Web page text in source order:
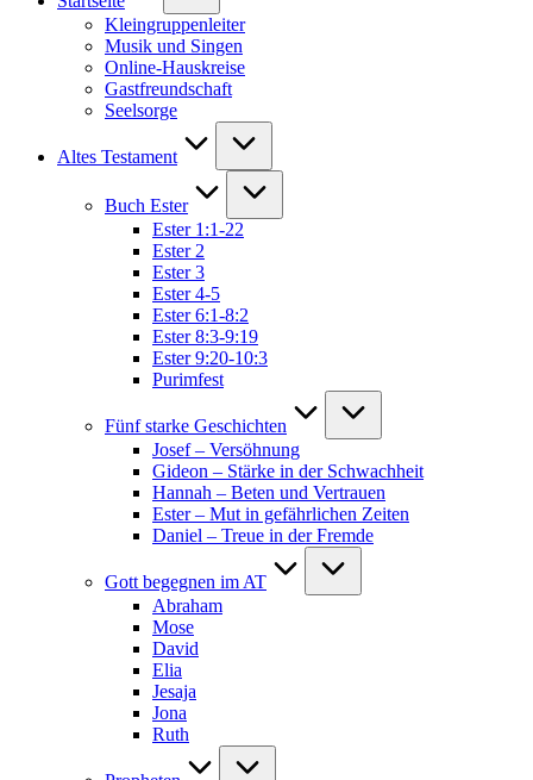
Kleingruppenleiter
Musik und Singen
Online-Hauskreise
Gastfreundschaft
Seelsorge
Altes Testament
Buch Ester
Ester 1:1-22
Ester 2
Ester 3
Ester 4-5
Ester 6:1-8:2
Ester 8:3-9:19
Ester 9:20-10:3
Purimfest
Fünf starke Geschichten
Josef – Versöhnung
Gideon – Stärke in der Schwachheit
Hannah – Beten und Vertrauen
Ester – Mut in gefährlichen Zeiten
Daniel – Treue in der Fremde
Gott begegnen im AT
Abraham
Mose
David
Elia
Jesaja
Jona
Ruth